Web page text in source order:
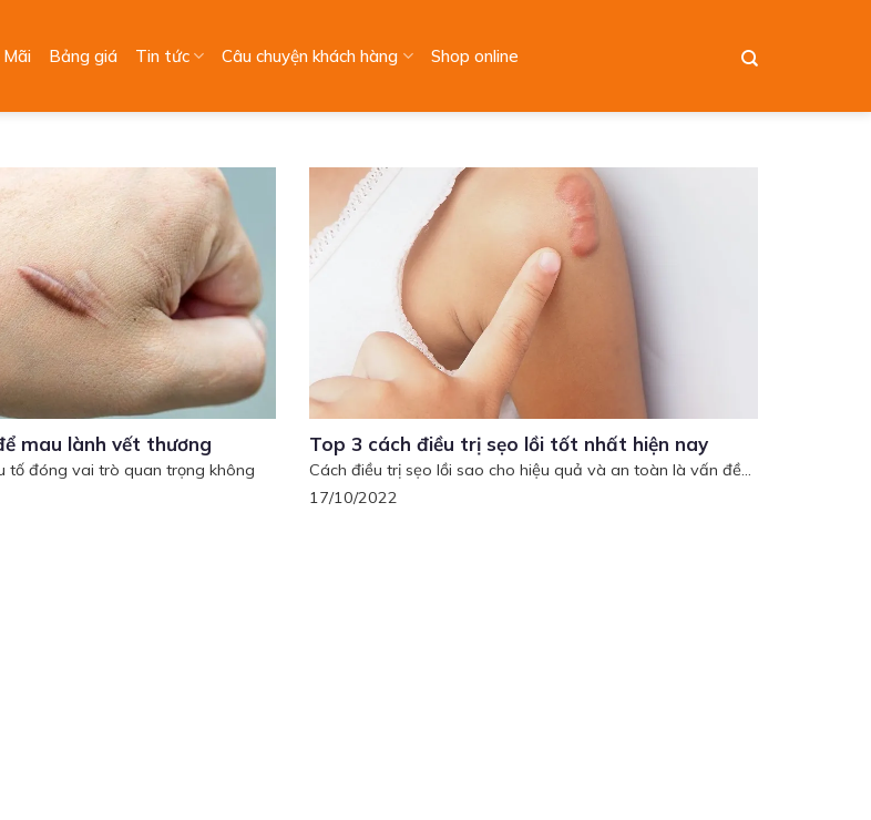
Mãi Bảng giá Tin tức Câu chuyện khách hàng Shop online
mau lành vết thương
tố đóng vai trò quan trọng không
Top 3 cách điều trị sẹo lồi tốt nhất hiện nay
Cách điều trị sẹo lồi sao cho hiệu quả và an toàn là vấn đề...
17/10/2022